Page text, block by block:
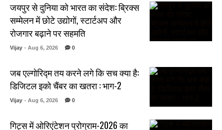
जयपुर से दुनिया को भारत का संदेश: ब्रिक्स
सम्मेलन में छोटे उद्योगों, स्टार्टअप और
रोजगार बढ़ाने पर सहमति
Vijay - Aug 6, 2026 0
जब एल्गोरिद्म तय करने लगे कि सच क्या है:
डिजिटल इको चैंबर का खतरा : भाग-2
Vijay - Aug 6, 2026 0
गिट्स में ओरिएंटेशन प्रोग्राम-2026 का